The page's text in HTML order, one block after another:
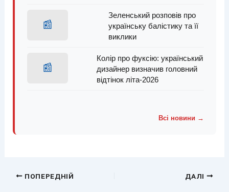
📰
Зеленський розповів про
українську балістику та її
виклики
📰
Колір про фуксію: український
дизайнер визначив головний
відтінок літа-2026
Всі новини →
ПОПЕРЕДНІЙ ДАЛІ